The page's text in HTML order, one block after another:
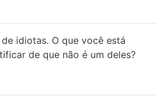
idiotas. O que você está
de que não é um deles?